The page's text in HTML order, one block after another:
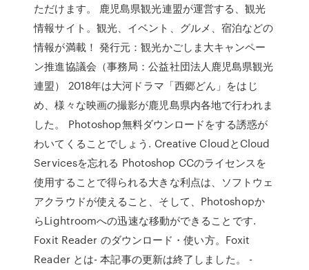
ただけます。 鹿児島県観光連盟が運営する、観光
情報サイト。観光、イベント、グルメ、宿泊などの
情報が満載！ 発行元：観光かごしま大キャンペー
ン推進協議会（事務局：公益社団法人鹿児島県観光
連盟） 2018年は大河ドラマ「西郷どん」をはじ
め、様々な映画の撮影が鹿児島県内各地で行われま
した。 Photoshop無料ダウンロードをする誘惑が
わいてくることでしょう. Creative CloudとCloud
Servicesを忘れる Photoshop CCのライセンスを
使用することで得られる大きな利点は、ソフトウェ
アクラウドが使えること、そして、Photoshopか
らLightroomへの迅速な移動ができることです.
Foxit Reader のダウンロード・使い方。Foxit
Reader とは- 本記事の更新は終了しました。 -